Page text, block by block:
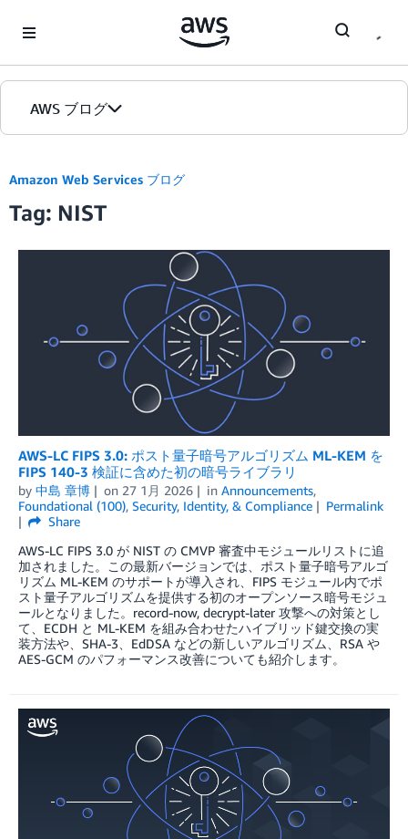
AWS ブログ
カテゴリ
エディション
Amazon Web Services ブログ
Tag: NIST
AWS-LC FIPS 3.0: ポスト量子暗号アルゴリズム ML-KEM を
FIPS 140-3 検証に含めた初の暗号ライブラリ
by 中島 章博 on 27 1月 2026 in Announcements,
Foundational (100), Security, Identity, & Compliance
Permalink
Share
AWS-LC FIPS 3.0 が NIST の CMVP 審査中モジュールリストに追
加されました。この最新バージョンでは、ポスト量子暗号アルゴ
リズム ML-KEM のサポートが導入され、FIPS モジュール内でポ
スト量子アルゴリズムを提供する初のオープンソース暗号モジュ
ールとなりました。record-now, decrypt-later 攻撃への対策とし
て、ECDH と ML-KEM を組み合わせたハイブリッド鍵交換の実
装方法や、SHA-3、EdDSA などの新しいアルゴリズム、RSA や
AES-GCM のパフォーマンス改善についても紹介します。